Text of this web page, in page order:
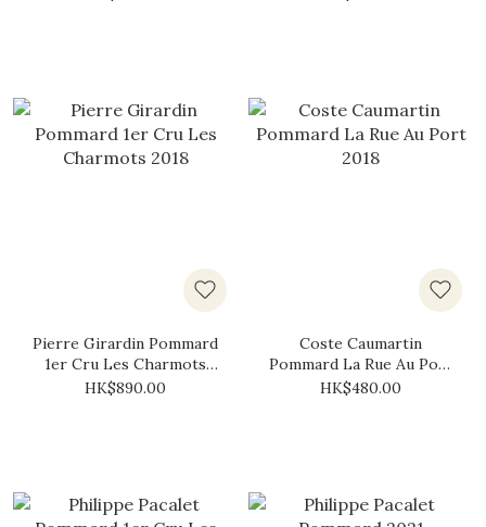
Pierre Girardin Pommard
1er Cru Les Charmots
2018
HK$890.00
Coste Caumartin
Pommard La Rue Au Port
2018
HK$480.00